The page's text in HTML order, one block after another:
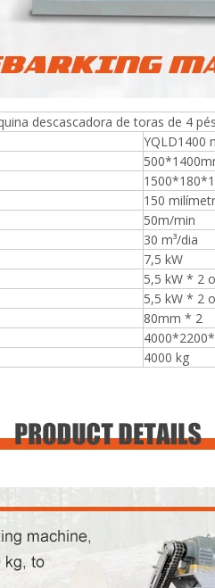
Máquina para fazer madeira
compensada Máquina de mesa
elevatória
de toras de 4 pés
YQLD1400
150
50m/min
30 m³/dia
7,5 kW
5,5 kW * 2
5,5 kW * 2
80mm * 2
4000 kg